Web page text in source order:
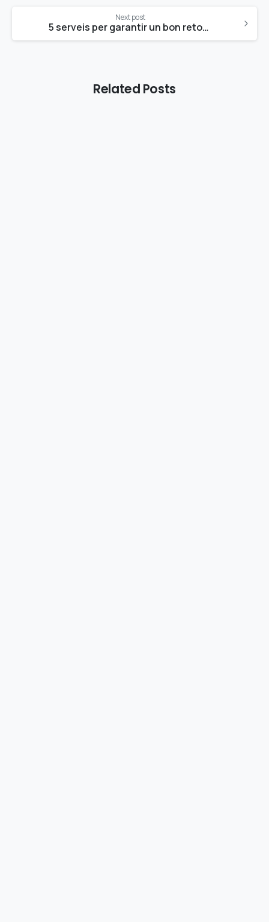
Next post
5 serveis per garantir un bon retorn a l’escola
Related Posts